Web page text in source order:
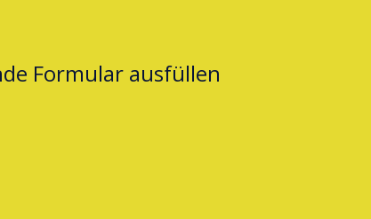
Formular ausfüllen